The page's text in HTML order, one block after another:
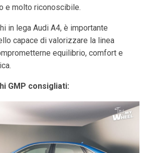
e molto riconoscibile.
in lega Audi A4, è importante
capace di valorizzare la linea
equilibrio, comfort e
GMP consigliati: